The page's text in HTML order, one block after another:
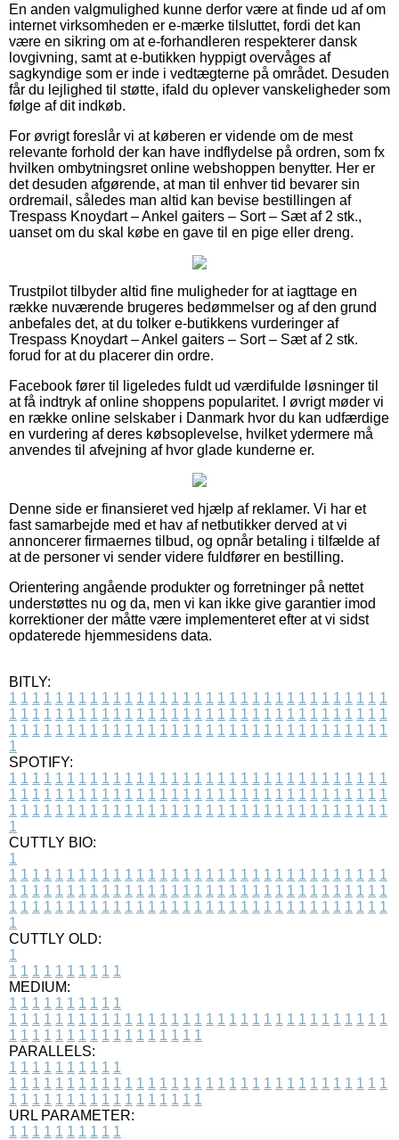
En anden valgmulighed kunne derfor være at finde ud af om
internet virksomheden er e-mærke tilsluttet, fordi det kan
være en sikring om at e-forhandleren respekterer dansk
lovgivning, samt at e-butikken hyppigt overvåges af
sagkyndige som er inde i vedtægterne på området. Desuden
får du lejlighed til støtte, ifald du oplever vanskeligheder som
følge af dit indkøb.
For øvrigt foreslår vi at køberen er vidende om de mest
relevante forhold der kan have indflydelse på ordren, som fx
hvilken ombytningsret online webshoppen benytter. Her er
det desuden afgørende, at man til enhver tid bevarer sin
ordremail, således man altid kan bevise bestillingen af
Trespass Knoydart – Ankel gaiters – Sort – Sæt af 2 stk.,
uanset om du skal købe en gave til en pige eller dreng.
Trustpilot tilbyder altid fine muligheder for at iagttage en
række nuværende brugeres bedømmelser og af den grund
anbefales det, at du tolker e-butikkens vurderinger af
Trespass Knoydart – Ankel gaiters – Sort – Sæt af 2 stk.
forud for at du placerer din ordre.
Facebook fører til ligeledes fuldt ud værdifulde løsninger til
at få indtryk af online shoppens popularitet. I øvrigt møder vi
en række online selskaber i Danmark hvor du kan udfærdige
en vurdering af deres købsoplevelse, hvilket ydermere må
anvendes til afvejning af hvor glade kunderne er.
Denne side er finansieret ved hjælp af reklamer. Vi har et
fast samarbejde med et hav af netbutikker derved at vi
annoncerer firmaernes tilbud, og opnår betaling i tilfælde af
at de personer vi sender videre fuldfører en bestilling.
Orientering angående produkter og forretninger på nettet
understøttes nu og da, men vi kan ikke give garantier imod
korrektioner der måtte være implementeret efter at vi sidst
opdaterede hjemmesidens data.
BITLY:
1 1 1 1 1 1 1 1 1 1 1 1 1 1 1 1 1 1 1 1 1 1 1 1 1 1 1 1 1 1 1 1 1
1 1 1 1 1 1 1 1 1 1 1 1 1 1 1 1 1 1 1 1 1 1 1 1 1 1 1 1 1 1 1 1 1
1 1 1 1 1 1 1 1 1 1 1 1 1 1 1 1 1 1 1 1 1 1 1 1 1 1 1 1 1 1 1 1 1
1
SPOTIFY:
1 1 1 1 1 1 1 1 1 1 1 1 1 1 1 1 1 1 1 1 1 1 1 1 1 1 1 1 1 1 1 1 1
1 1 1 1 1 1 1 1 1 1 1 1 1 1 1 1 1 1 1 1 1 1 1 1 1 1 1 1 1 1 1 1 1
1 1 1 1 1 1 1 1 1 1 1 1 1 1 1 1 1 1 1 1 1 1 1 1 1 1 1 1 1 1 1 1 1
1
CUTTLY BIO:
1
1 1 1 1 1 1 1 1 1 1 1 1 1 1 1 1 1 1 1 1 1 1 1 1 1 1 1 1 1 1 1 1 1
1 1 1 1 1 1 1 1 1 1 1 1 1 1 1 1 1 1 1 1 1 1 1 1 1 1 1 1 1 1 1 1 1
1 1 1 1 1 1 1 1 1 1 1 1 1 1 1 1 1 1 1 1 1 1 1 1 1 1 1 1 1 1 1 1 1
1
CUTTLY OLD:
1
1 1 1 1 1 1 1 1 1 1
MEDIUM:
1 1 1 1 1 1 1 1 1 1
1 1 1 1 1 1 1 1 1 1 1 1 1 1 1 1 1 1 1 1 1 1 1 1 1 1 1 1 1 1 1 1 1
1 1 1 1 1 1 1 1 1 1 1 1 1 1 1 1 1
PARALLELS:
1 1 1 1 1 1 1 1 1 1
1 1 1 1 1 1 1 1 1 1 1 1 1 1 1 1 1 1 1 1 1 1 1 1 1 1 1 1 1 1 1 1 1
1 1 1 1 1 1 1 1 1 1 1 1 1 1 1 1 1
URL PARAMETER:
1 1 1 1 1 1 1 1 1 1